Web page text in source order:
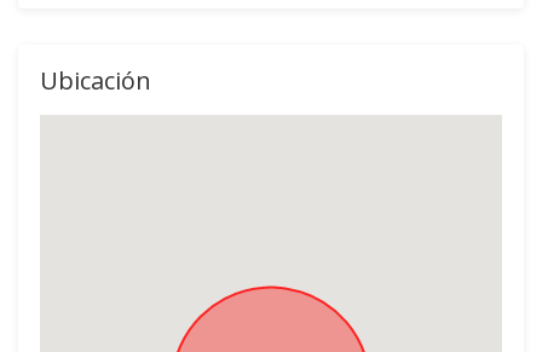
Ubicación